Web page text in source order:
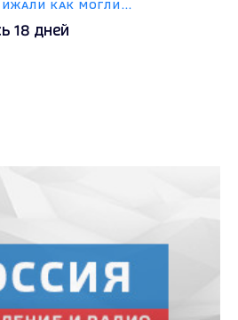
КАК МОГЛИ...
18 дней